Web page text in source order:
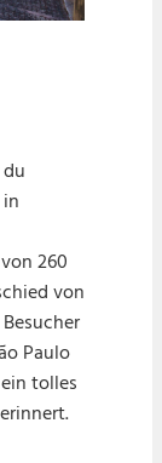
260
von
Paulo
tolles